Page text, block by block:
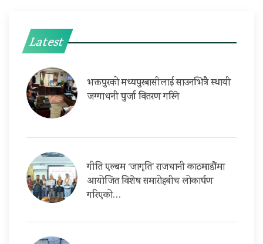
Latest
भक्तपुरको मध्यपुरबासीलाई साउनभित्रै स्थायी
जग्गाधनी पुर्जा वितरण गरिने
गीति एल्बम ‘जागृति’ राजधानी काठमाडौंमा
आयोजित विशेष समारोहबीच लोकार्पण
गरिएको…